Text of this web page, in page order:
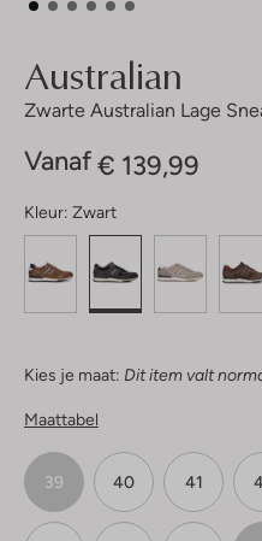
Australian
Zwarte Australian Lage
Vanaf € 139,99
Kleur: Zwart
Kies je maat: Dit item valt
Maattabel
39 40 41